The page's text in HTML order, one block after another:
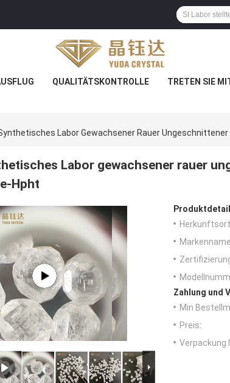
QUALITÄTSKONTROLLE TRETEN SIE
Labor Gewachsener Rauer
Labor gewachsener rauer
Hpht
Zahlung und
Min
Preis:
Verpackung